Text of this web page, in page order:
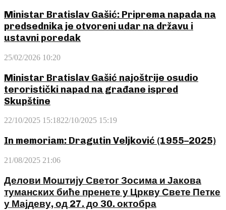
Ministar Bratislav Gašić: Priprema napada na
predsednika je otvoreni udar na državu i
ustavni poredak
25/02/2026 10:20
Ministar Bratislav Gašić najoštrije osudio
teroristički napad na građane ispred
Skupštine
22/10/2025 15:1822/10/2025 15:19
In memoriam: Dragutin Veljković (1955–2025)
21/08/2025 21:06
Делови Моштију Светог Зосима и Јакова
туманских биће пренете у Цркву Свете Петке
у Мајдеву, од 27. до 30. октобра